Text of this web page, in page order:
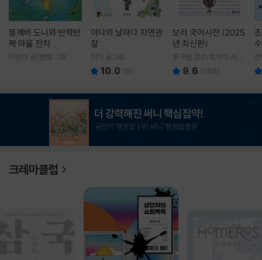
똥깨비 도니와 반짝반
짝 마을 잔치
이현아 글/핸짱 그림
이다의 날마다 자연관
찰
이다 글그림
10.0 (9)
보리 국어사전 (2025
년 최신판)
윤구병 감수/토박이 사전
편찬실 편
9.6 (158)
크레마클럽